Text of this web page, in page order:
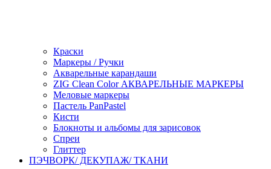
Краски
Маркеры / Ручки
Акварельные карандаши
ZIG Clean Color АКВАРЕЛЬНЫЕ МАРКЕРЫ
Меловые маркеры
Пастель PanPastel
Кисти
Блокноты и альбомы для зарисовок
Спреи
Глиттер
ПЭЧВОРК/ ДЕКУПАЖ/ ТКАНИ